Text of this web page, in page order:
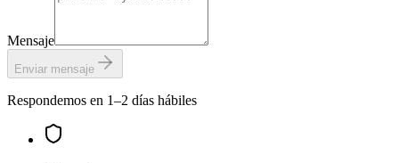
Mensaje
Enviar mensaje
Respondemos en 1–2 días hábiles